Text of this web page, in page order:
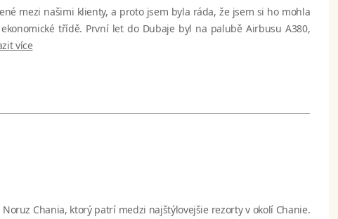
mezi našimi klienty, a proto jsem byla ráda, že jsem si ho mohla
třídě. První let do Dubaje byl na palubě Airbusu A380,
více
Chania, ktorý patrí medzi najštýlovejšie rezorty v okolí Chanie.